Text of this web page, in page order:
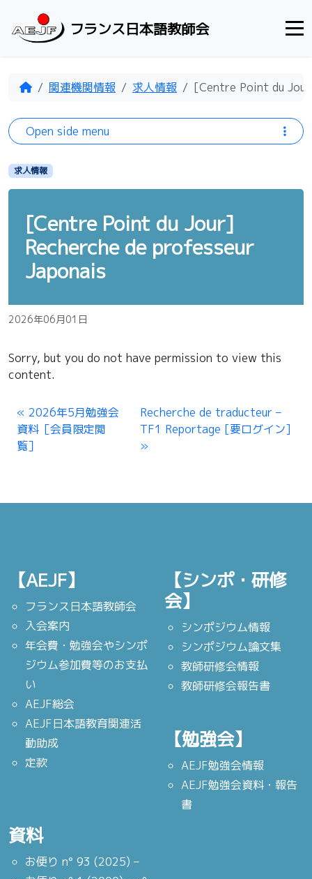
フランス日本語教師会
Home関連機関情報 求人情報 [Centre Point du
求人情報
[Centre Point du Jour]
Recherche de professeur
Japonais
2026年06月01日
Sorry, but you do not have permission to view this
content.
2026年5月勉強会
資料［会員限定閲
覧］
Recherche de traducteur –
TF1 Reportage [要ログイン]
Open side menu
【AEJF】
フランス日本語教師会
入会案内
年会費・勉強会やシンポ
ジウム参加費等のお支払
い
AEJF総会
AEJF日本語教育関連活
動助成
定款
【シンポ・研修
会】
シンポジウム情報
シンポジウム論文集
教師研修会情報
教師研修会報告書
【勉強会】
AEJF勉強会情報
AEJF勉強会資料・報告
書
資料
お便り n° 93 (2025) –